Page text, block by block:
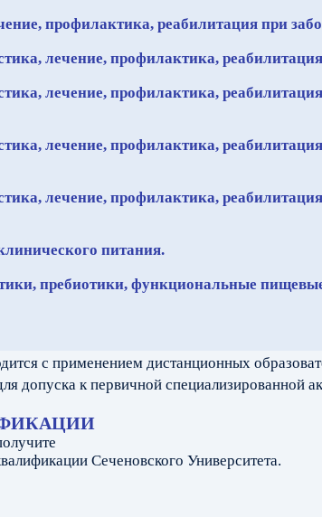
профилактика, реабилитация при
лечение, профилактика,
лечение, профилактика,
лечение, профилактика,
лечение, профилактика,
питания.
пребиотики, функциональные
с применением дистанционных
допуска к первичной специализированной
Сеченовского Университета.